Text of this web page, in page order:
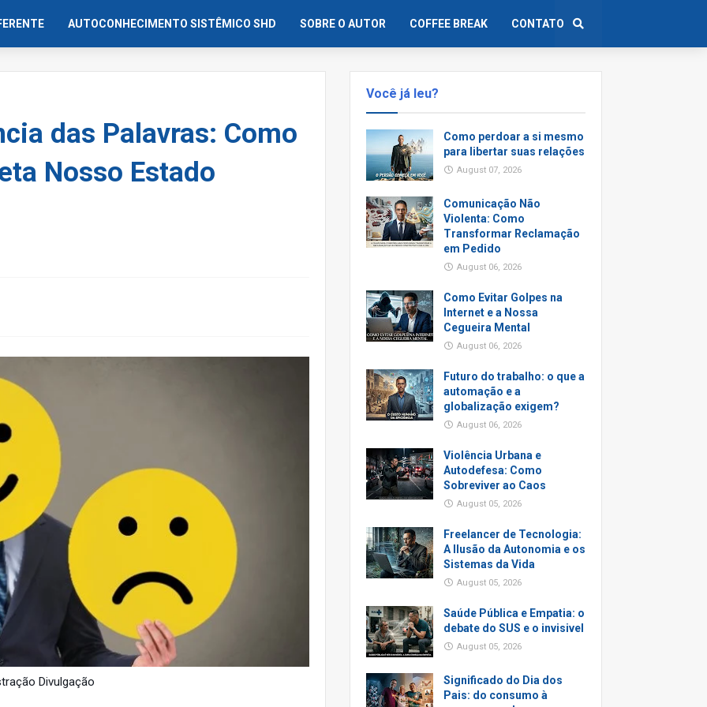
AUTOCONHECIMENTO SISTÊMICO SHD SOBRE O AUTOR COFFEE BREAK CONTATO
das Palavras: Como
Nosso Estado
Divulgação
Você já leu?
Como perdoar a si mesmo
para libertar suas relações
August 07, 2026
Comunicação Não
Violenta: Como
Transformar Reclamação
em Pedido
August 06, 2026
Como Evitar Golpes na
Internet e a Nossa
Cegueira Mental
August 06, 2026
Futuro do trabalho: o que a
automação e a
globalização exigem?
August 06, 2026
Violência Urbana e
Autodefesa: Como
Sobreviver ao Caos
August 05, 2026
Freelancer de Tecnologia:
A Ilusão da Autonomia e os
Sistemas da Vida
August 05, 2026
Saúde Pública e Empatia: o
debate do SUS e o invisivel
August 05, 2026
Significado do Dia dos
Pais: do consumo à